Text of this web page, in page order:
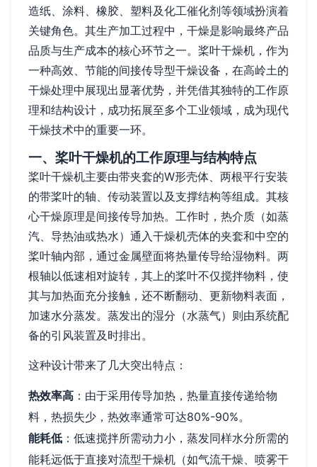
造纸、涂料、橡胶、塑料及化工催化剂等领域扮演着
关键角色。其生产加工过程中，干燥是影响最终产品
品质与生产成本的核心环节之一。桨叶干燥机，作为
一种高效、节能的间接传导型干燥设备，在高岭土的
干燥处理中展现出显著优势，并凭借其独特的工作原
理和结构设计，成功拓展至多个工业领域，成为现代
干燥技术中的重要一环。
一、桨叶干燥机的工作原理与结构特点
桨叶干燥机主要由带夹套的W形壳体、两根平行安装
的带桨叶的轴、传动装置以及支撑结构等组成。其核
心干燥原理是间接传导加热。工作时，热介质（如蒸
汽、导热油或热水）通入干燥机壳体的夹套和中空的
桨叶轴内部，通过金属壁面将热量传导给湿物料。两
根轴以低速相对旋转，其上的桨叶不仅搅拌物料，使
其与加热面充分接触，还不断翻动、更新物料表面，
加速水分蒸发。蒸发出的湿分（水蒸气）则由系统配
备的引风装置及时排出。
这种设计带来了几大突出特点：
热效率高 ：由于采用传导加热，热量直接传递给物
料，热损失少，热效率通常可达80%-90%。
能耗低 ：低速搅拌所需动力小，蒸发同样水分所需的
能耗远低于直接对流型干燥机（如气流干燥、喷雾干